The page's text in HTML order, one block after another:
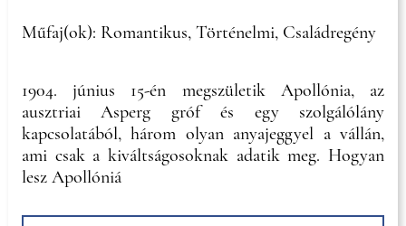
Műfaj(ok): Romantikus, Történelmi, Családregény
1904. június 15-én megszületik Apollónia, az
ausztriai Asperg gróf és egy szolgálólány
kapcsolatából, három olyan anyajeggyel a vállán,
ami csak a kiváltságosoknak adatik meg. Hogyan
lesz Apollóniá